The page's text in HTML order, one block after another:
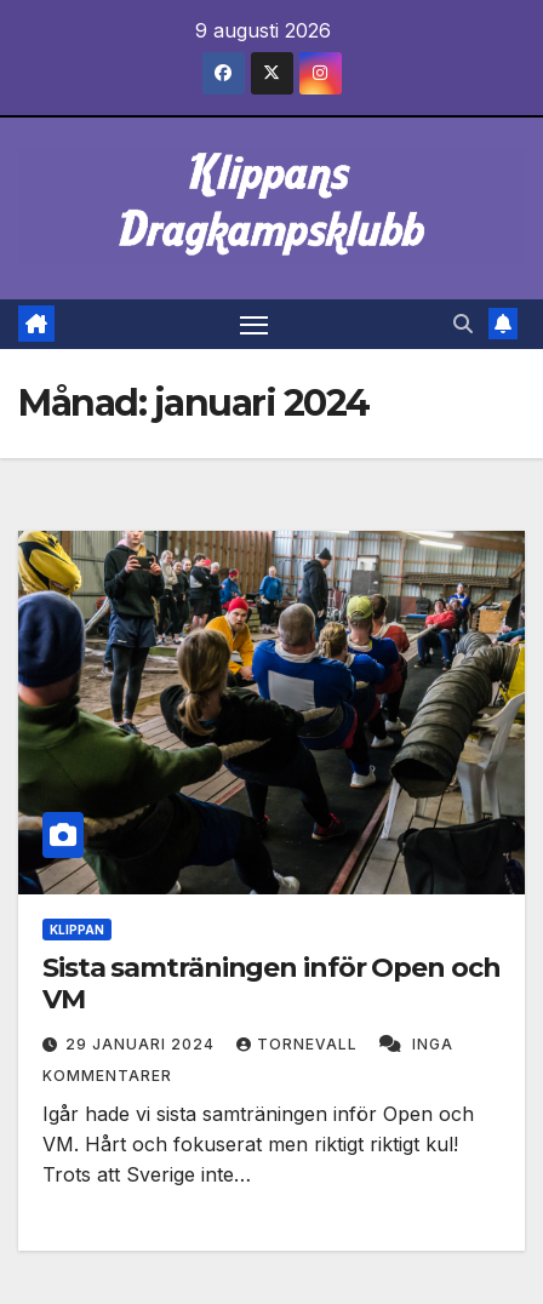
9 augusti 2026
Månad: januari 2024
KLIPPAN
Sista samträningen inför Open och
VM
29 JANUARI 2024 TORNEVALL
INGA
KOMMENTARER
Igår hade vi sista samträningen inför Open och
VM. Hårt och fokuserat men riktigt riktigt kul!
Trots att Sverige inte…